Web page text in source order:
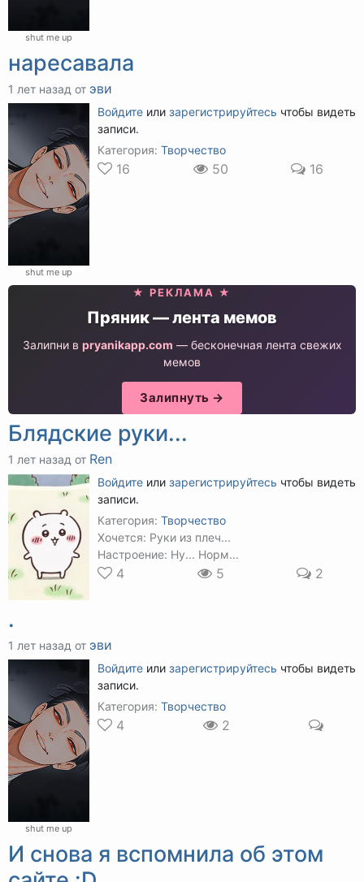
shut me up
наресавала
1 лет назад от эви
shut me up
Войдите или зарегистрируйтесь чтобы видеть
записи.
Категория: Творчество
16 50 16
★ РЕКЛАМА ★
Пряник — лента мемов
Залипни в pryanikapp.com — бесконечная лента свежих
мемов
Залипнуть →
Блядские руки...
1 лет назад от Ren
Войдите или зарегистрируйтесь чтобы видеть
записи.
Категория: Творчество
Хочется: Руки из плеч...
Настроение: Ну... Норм...
4 5 2
.
1 лет назад от эви
shut me up
Войдите или зарегистрируйтесь чтобы видеть
записи.
Категория: Творчество
4 2
И снова я вспомнила об этом